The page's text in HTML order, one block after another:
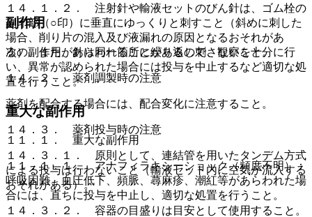
１４．１．２． 注射針や輸液セットのびん針は、ゴム栓の
刻印部（○印）に垂直にゆっくりと刺すこと（斜めに刺した
場合、削り片の混入及び液漏れの原因となるおそれがあ
る）、また、針は同一箇所に繰り返し刺さないこと。
１４．２． 薬剤調製時の注意
薬剤を配合する場合には、配合変化に注意すること。
１４．３． 薬剤投与時の注意
１４．３．１． 原則として、連結管を用いたタンデム方式
による投与は行わないこと（輸液セット内に空気が流入する
おそれがある）。
１４．３．２． 容器の目盛りは目安として使用すること。
副作用
次の副作用があらわれることがあるので、観察を十分に行
い、異常が認められた場合には投与を中止するなど適切な処
置を行うこと。
重大な副作用
１１．１． 重大な副作用
１１．１．１． アナフィラキシーショック（頻度不明）：
呼吸困難、血圧低下、頻脈、蕁麻疹、潮紅等があらわれた場
合には、直ちに投与を中止し、適切な処置を行うこと。